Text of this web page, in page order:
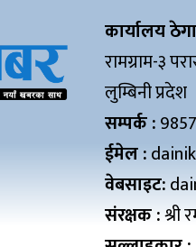
कार्यालय
रामग्राम-३
लुम्बिनी प्रदेश
सम्पर्क :
ईमेल :
वेबसाइट:
संरक्षक :श्री